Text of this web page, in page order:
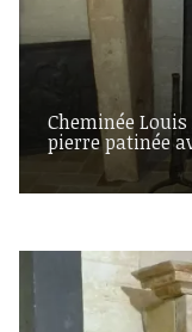
Cheminée
pierre patinée